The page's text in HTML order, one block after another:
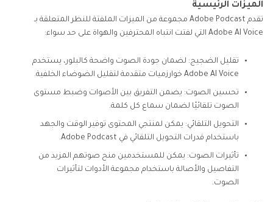
الميزات الرئيسية
تقدم Adobe Podcast مجموعة من الميزات الملفتة للنظر المتعلقة بـ
Adobe AI Voice التي لفتت انتباه المحترفين والهواة على حد سواء:
تقليل الضجيج: لضمان جودة الصوت واضحة كالبلور، يستخدم
Adobe AI Voice خوارزميات متقدمة لتقليل الضوضاء الخلفية.
تحسين الصوت: يضمن التفريق بين الأصوات وضبط مستوى
الصوت تلقائيًا لضمان سماع كل كلمة.
التحويل التلقائي: يمكن لمنتجي المحتوى توفير الوقت والجهد
باستخدام قدرات التحويل التلقائي في Adobe Podcast.
تأثيرات الصوت: يمكن للمستخدمين منح صوتهم المزيد من
التفاصيل والأصالة باستخدام مجموعة الأدوات لتأثيرات
الصوت.